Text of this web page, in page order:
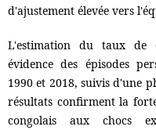
d'ajustement élevée vers
L'estimation du taux de
évidence des épisodes
1990 et 2018, suivis d'une
résultats confirment la
congolais aux chocs